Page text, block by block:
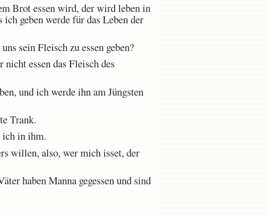
Brot essen wird, der wird leben in
geben werde für das Leben der
sein Fleisch zu essen geben?
essen das Fleisch des
und ich werde ihn am Jüngsten
Trank.
in ihm.
willen, also, wer mich isset, der
haben Manna gegessen und sind